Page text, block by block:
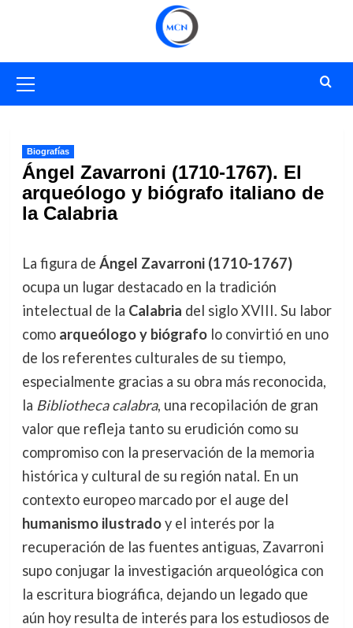
primario
Biografías
Ángel Zavarroni (1710-1767). El
arqueólogo y biógrafo italiano de
la Calabria
La figura de Ángel Zavarroni (1710-1767)
ocupa un lugar destacado en la tradición
intelectual de la Calabria del siglo XVIII. Su labor
como arqueólogo y biógrafolo convirtió en uno
de los referentes culturales de su tiempo,
especialmente gracias a su obra más reconocida,
la Bibliotheca calabra, una recopilación de gran
valor que refleja tanto su erudición como su
compromiso con la preservación de la memoria
histórica y cultural de su región natal. En un
contexto europeo marcado por el auge del
humanismo ilustradoy el interés por la
recuperación de las fuentes antiguas, Zavarroni
supo conjugar la investigación arqueológica con
la escritura biográfica, dejando un legado que
aún hoy resulta de interés para los estudiosos de